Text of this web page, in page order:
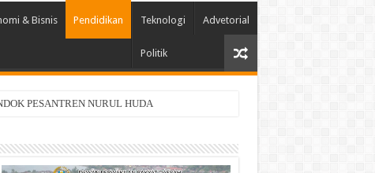
& Bisnis Pendidikan Teknologi Advetorial
Politik
di Asia-Pasifik